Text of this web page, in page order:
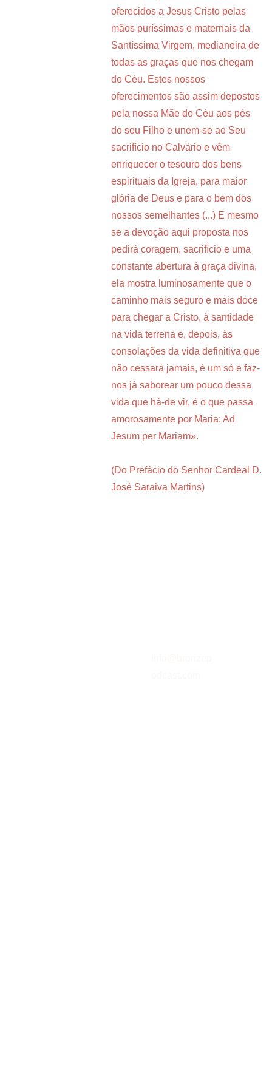
oferecidos a Jesus Cristo pelas
mãos puríssimas e maternais da
Santíssima Virgem, medianeira de
todas as graças que nos chegam
do Céu. Estes nossos
oferecimentos são assim depostos
pela nossa Mãe do Céu aos pés
do seu Filho e unem-se ao Seu
sacrifício no Calvário e vêm
enriquecer o tesouro dos bens
espirituais da Igreja, para maior
glória de Deus e para o bem dos
nossos semelhantes (...) E mesmo
se a devoção aqui proposta nos
pedirá coragem, sacrifício e uma
constante abertura à graça divina,
ela mostra luminosamente que o
caminho mais seguro e mais doce
para chegar a Cristo, à santidade
na vida terrena e, depois, às
consolações da vida definitiva que
não cessará jamais, é um só e faz-
nos já saborear um pouco dessa
vida que há-de vir, é o que passa
amorosamente por Maria: Ad
Jesum per Mariam».
(Do Prefácio do Senhor Cardeal D.
José Saraiva Martins)